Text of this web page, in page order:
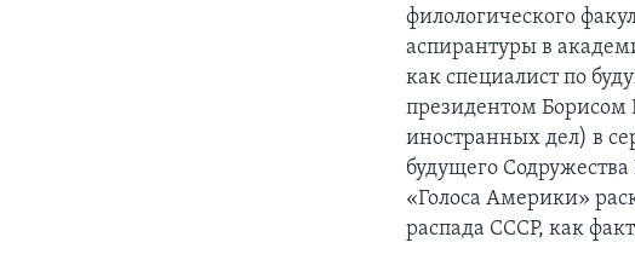
филологического
аспирантуры в
как специалист по
президентом
иностранных дел) в
будущего
«Голоса Америки»
распада СССР, как